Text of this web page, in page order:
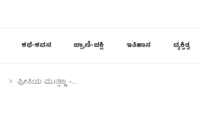
ಕಥೆ-ಕವನ ಪ್ರಾಣಿ-ಪಕ್ಷಿ ಇತಿಹಾಸ ವ್ಯಕ್ತಿತ್ವ
ಪ್ರೀತಿಯ ಮುತ್ತಣ್ಣ –…